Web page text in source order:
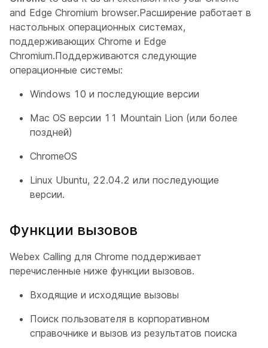
and Edge Chromium browser.Расширение работает в
настольных операционных системах,
поддерживающих Chrome и Edge
Chromium.Поддерживаются следующие
операционные системы:
Windows 10 и последующие версии
Mac OS версии 11 Mountain Lion (или более
поздней)
ChromeOS
Linux Ubuntu, 22.04.2 или последующие
версии.
Функции вызовов
Webex Calling для Chrome поддерживает
перечисленные ниже функции вызовов.
Входящие и исходящие вызовы
Поиск пользователя в корпоративном
справочнике и вызов из результатов поиска